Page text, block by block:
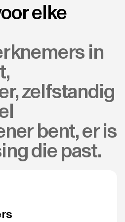
elke
in
zelfstandig
bent, er is
die past.